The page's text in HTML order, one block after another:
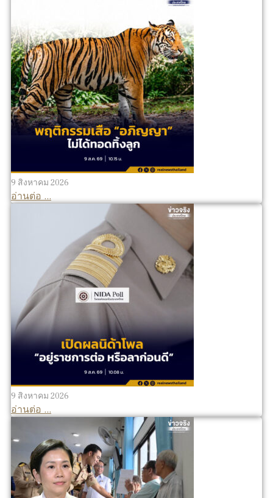
9 สิงหาคม 2026
อ่านต่อ ...
9 สิงหาคม 2026
อ่านต่อ ...